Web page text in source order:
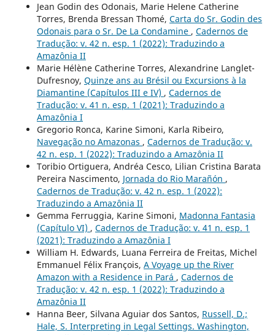
Jean Godin des Odonais, Marie Helene Catherine
Torres, Brenda Bressan Thomé, Carta do Sr. Godin des
Odonais para o Sr. De La Condamine , Cadernos de
Tradução: v. 42 n. esp. 1 (2022): Traduzindo a
Amazônia II
Marie Hélène Catherine Torres, Alexandrine Langlet-
Dufresnoy, Quinze ans au Brésil ou Excursions à la
Diamantine (Capítulos III e IV) , Cadernos de
Tradução: v. 41 n. esp. 1 (2021): Traduzindo a
Amazônia I
Gregorio Ronca, Karine Simoni, Karla Ribeiro,
Navegação no Amazonas , Cadernos de Tradução: v.
42 n. esp. 1 (2022): Traduzindo a Amazônia II
Toribio Ortiguera, Andréa Cesco, Lilian Cristina Barata
Pereira Nascimento, Jornada do Rio Marañón ,
Cadernos de Tradução: v. 42 n. esp. 1 (2022):
Traduzindo a Amazônia II
Gemma Ferruggia, Karine Simoni, Madonna Fantasia
(Capítulo VI) , Cadernos de Tradução: v. 41 n. esp. 1
(2021): Traduzindo a Amazônia I
William H. Edwards, Luana Ferreira de Freitas, Michel
Emmanuel Félix François, A Voyage up the River
Amazon with a Residence in Pará , Cadernos de
Tradução: v. 42 n. esp. 1 (2022): Traduzindo a
Amazônia II
Hanna Beer, Silvana Aguiar dos Santos, Russell, D.;
Hale, S. Interpreting in Legal Settings. Washington,